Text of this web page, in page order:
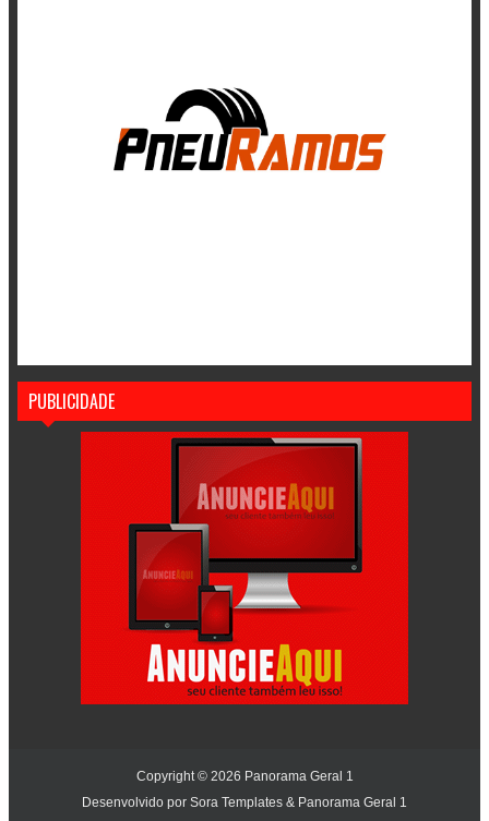
PUBLICIDADE
Copyright © 2026 Panorama Geral 1
Desenvolvido por Sora Templates & Panorama Geral 1